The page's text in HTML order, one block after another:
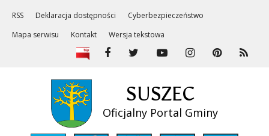
RSS Deklaracja dostępności
Cyberbezpieczeństwo
Mapa serwisu
Kontakt Wersja tekstowa
SUSZEC
Oficjalny Portal Gminy